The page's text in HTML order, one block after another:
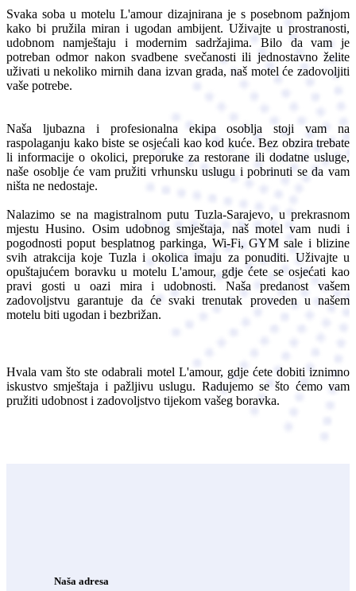
Svaka soba u motelu L'amour dizajnirana je s posebnom pažnjom
kako bi pružila miran i ugodan ambijent. Uživajte u prostranosti,
udobnom namještaju i modernim sadržajima. Bilo da vam je
potreban odmor nakon svadbene svečanosti ili jednostavno želite
uživati u nekoliko mirnih dana izvan grada, naš motel će zadovoljiti
vaše potrebe.
Naša ljubazna i profesionalna ekipa osoblja stoji vam na
raspolaganju kako biste se osjećali kao kod kuće. Bez obzira trebate
li informacije o okolici, preporuke za restorane ili dodatne usluge,
naše osoblje će vam pružiti vrhunsku uslugu i pobrinuti se da vam
ništa ne nedostaje.
Nalazimo se na magistralnom putu Tuzla-Sarajevo, u prekrasnom
mjestu Husino. Osim udobnog smještaja, naš motel vam nudi i
pogodnosti poput besplatnog parkinga, Wi-Fi, GYM sale i blizine
svih atrakcija koje Tuzla i okolica imaju za ponuditi. Uživajte u
opuštajućem boravku u motelu L'amour, gdje ćete se osjećati kao
pravi gosti u oazi mira i udobnosti. Naša predanost vašem
zadovoljstvu garantuje da će svaki trenutak proveden u našem
motelu biti ugodan i bezbrižan.
Hvala vam što ste odabrali motel L'amour, gdje ćete dobiti iznimno
iskustvo smještaja i pažljivu uslugu. Radujemo se što ćemo vam
pružiti udobnost i zadovoljstvo tijekom vašeg boravka.
Naša adresa